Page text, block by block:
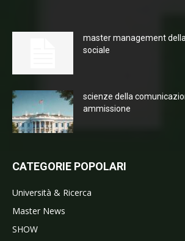
master management
sociale
scienze della
ammissione
CATEGORIE POPOLARI
Università & Ricerca
Master News
SHOW